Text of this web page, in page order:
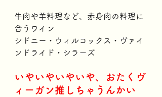
牛肉や羊料理など、赤身肉の料理に
合うワイン
シドニー・ウィルコックス・ヴァイ
ンドライド・シラーズ
いやいやいやいや、おたくヴ
ィーガン推しちゃうんかい